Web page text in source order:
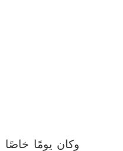
وكان يومًا خاصًا